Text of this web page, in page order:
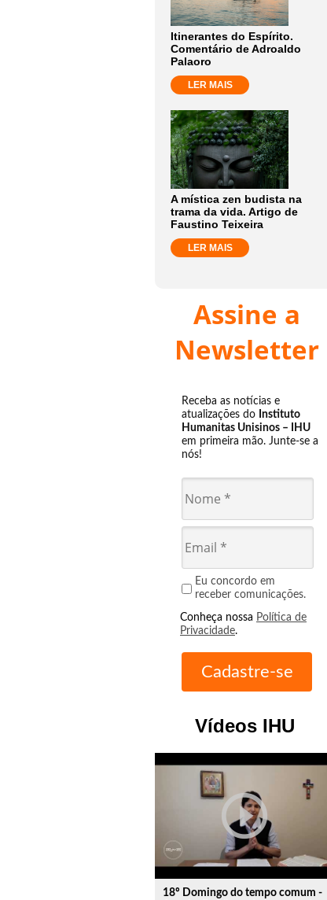
Itinerantes do Espírito.
Comentário de Adroaldo
Palaoro
LER MAIS
A mística zen budista na
trama da vida. Artigo de
Faustino Teixeira
LER MAIS
Assine a
Newsletter
Receba as notícias e
atualizações do Instituto
Humanitas Unisinos – IHU
em primeira mão. Junte-se a
nós!
Eu concordo em
receber comunicações.
Conheça nossa Política de
Privacidade.
Vídeos IHU
play_circle_outline
18º Domingo do tempo comum -